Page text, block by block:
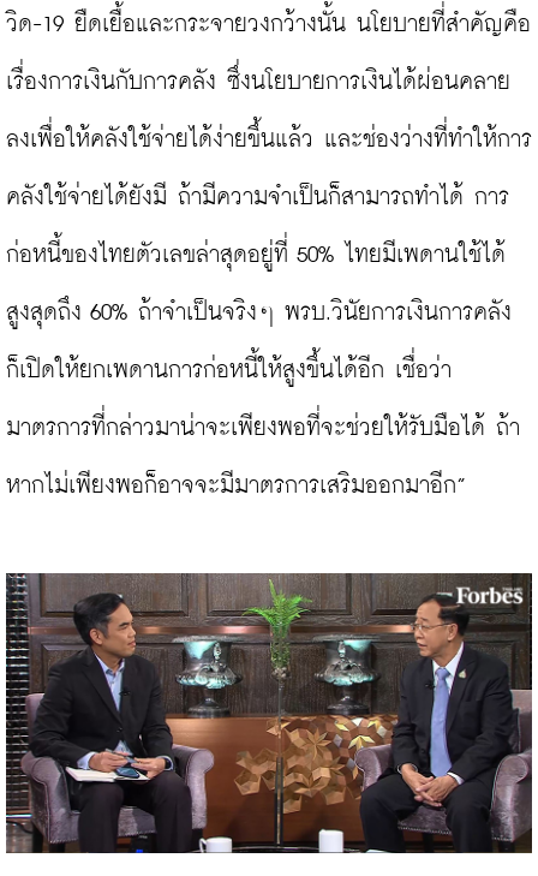
วิด-19 ยืดเยื้อและกระจายวงกว้างนั้น นโยบายที่สำคัญคือ
เรื่องการเงินกับการคลัง ซึ่งนโยบายการเงินได้ผ่อนคลาย
ลงเพื่อให้คลังใช้จ่ายได้ง่ายขึ้นแล้ว และช่องว่างที่ทำให้การ
คลังใช้จ่ายได้ยังมี ถ้ามีความจำเป็นก็สามารถทำได้ การ
ก่อหนี้ของไทยตัวเลขล่าสุดอยู่ที่ 50% ไทยมีเพดานใช้ได้
สูงสุดถึง 60% ถ้าจำเป็นจริงๆ พรบ.วินัยการเงินการคลัง
ก็เปิดให้ยกเพดานการก่อหนี้ให้สูงขึ้นได้อีก เชื่อว่า
มาตรการที่กล่าวมาน่าจะเพียงพอที่จะช่วยให้รับมือได้ ถ้า
หากไม่เพียงพอก็อาจจะมีมาตรการเสริมออกมาอีก”